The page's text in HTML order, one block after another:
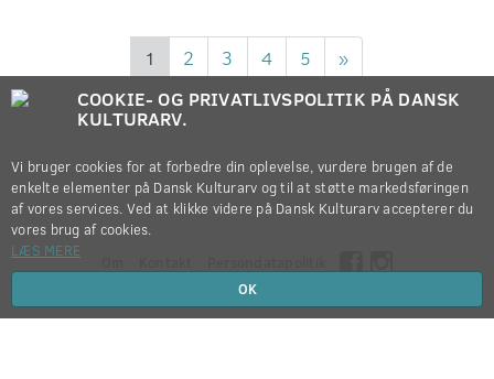
1 2 3 4 5 »
Copyright © 2012-2026
COOKIE- OG PRIVATLIVSPOLITIK PÅ DANSK
KULTURARV.
Vi bruger cookies for at forbedre din oplevelse, vurdere brugen af de
enkelte elementer på Dansk Kulturarv og til at støtte markedsføringen
af vores services. Ved at klikke videre på Dansk Kulturarv accepterer du
vores brug af cookies.
LÆS MERE
OK